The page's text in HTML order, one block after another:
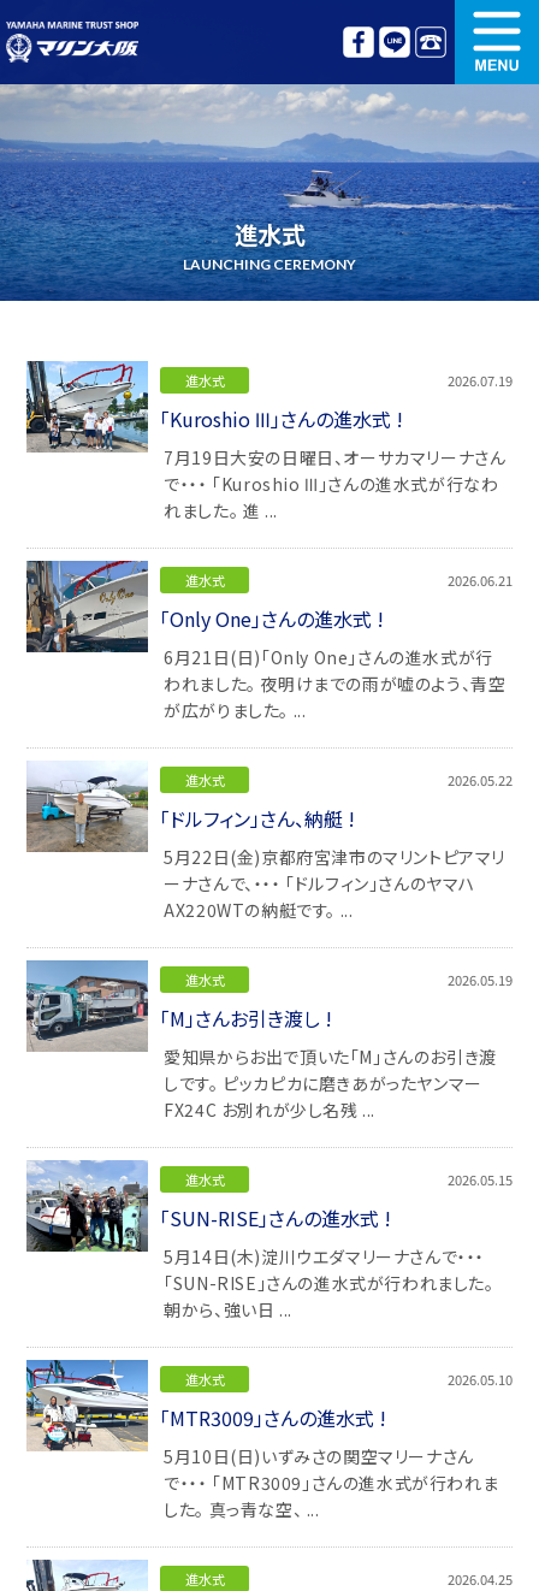
中古艇情報
オリジナル艤装 ボート免許講習
更新講習 クルージング情報
進水式
LAUNCHING CEREMONY
進水式 2026.07.19
「Kuroshio Ⅲ」さんの進水式 !
7月19日大安の日曜日、オーサカマリーナさん
で・・・ 「Kuroshio Ⅲ」さんの進水式が行なわ
れました。 進 ...
進水式 2026.06.21
「Only One」さんの進水式 !
6月21日(日)「Only One」さんの進水式が行
われました。 夜明けまでの雨が嘘のよう、青空
が広がりました。 ...
進水式 2026.05.22
「ドルフィン」さん、納艇 !
5月22日(金)京都府宮津市のマリントピアマリ
ーナさんで、・・・ 「ドルフィン」さんのヤマハ
AX220WTの納艇です。 ...
進水式 2026.05.19
「M」さんお引き渡し !
愛知県からお出で頂いた「M」さんのお引き渡
しです。 ピッカピカに磨きあがったヤンマー
FX24C お別れが少し名残 ...
進水式 2026.05.15
「SUN-RISE」さんの進水式 !
5月14日(木)淀川ウエダマリーナさんで・・・
「SUN-RISE」さんの進水式が行われました。
朝から、強い日 ...
進水式 2026.05.10
「MTR3009」さんの進水式 !
5月10日(日)いずみさの関空マリーナさん
で・・・ 「MTR3009」さんの進水式が行われま
した。 真っ青な空、 ...
進水式 2026.04.25